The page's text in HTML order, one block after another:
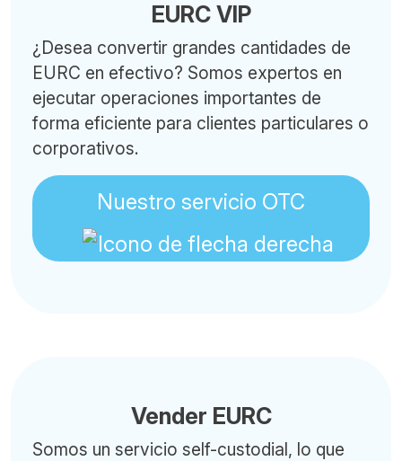
EURC VIP
¿Desea convertir grandes cantidades de
EURC en efectivo? Somos expertos en
ejecutar operaciones importantes de
forma eficiente para clientes particulares o
corporativos.
Nuestro servicio OTC
Vender EURC
Somos un servicio self-custodial, lo que